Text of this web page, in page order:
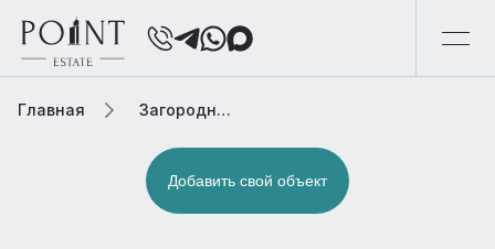
Главная Загородная элитная недвижимость
Добавить свой объект